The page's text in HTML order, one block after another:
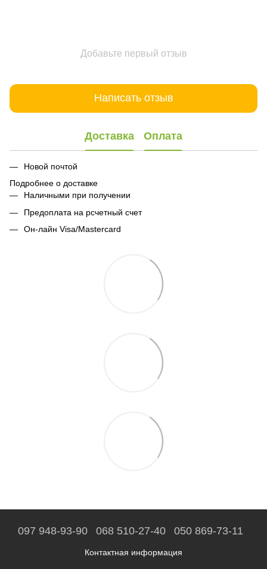
Добавьте первый отзыв
Написать отзыв
Доставка Оплата
Новой почтой
Подробнее о доставке
Наличными при получении
Предоплата на рсчетный счет
Он-лайн Visa/Mastercard
097 948-93-90 068 510-27-40 050 869-73-11
Контактная информация